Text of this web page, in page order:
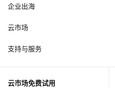
企业出海
云市场
支持与服务
云市场免费试用